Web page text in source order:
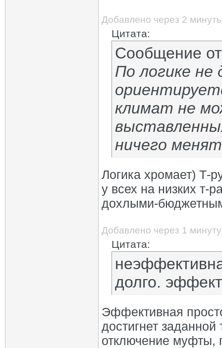
Добавлено через 2
Цитата:
Сообщение
По логике
климат не
ничего
Логика хромает) Т-
у всех на низких т-
дохлыми-
Добавлено через 1 минуту
Цитата:
долго.
Эффективная
достигнет
отключение муфты,